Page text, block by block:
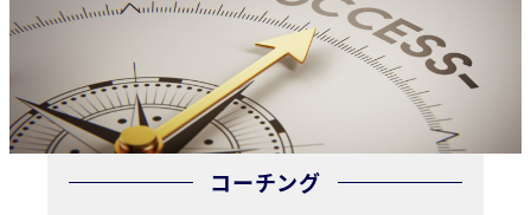
コーチング